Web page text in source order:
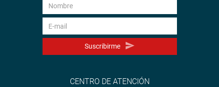
Suscribirme
CENTRO DE ATENCIÓN